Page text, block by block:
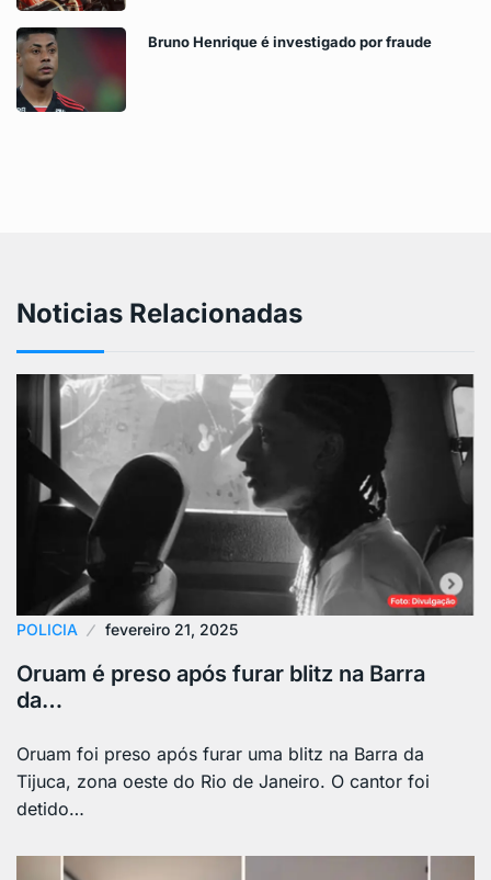
Bruno Henrique é investigado por fraude
Noticias Relacionadas
POLICIA fevereiro 21, 2025
Oruam é preso após furar blitz na Barra
da…
Oruam foi preso após furar uma blitz na Barra da
Tijuca, zona oeste do Rio de Janeiro. O cantor foi
detido…